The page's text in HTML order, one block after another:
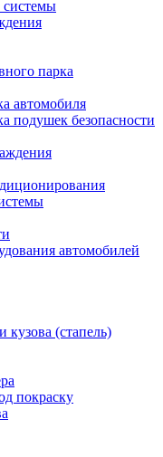
парка
автомобиля
подушек безопасности
автомобилей
кузова (стапель)
покраску